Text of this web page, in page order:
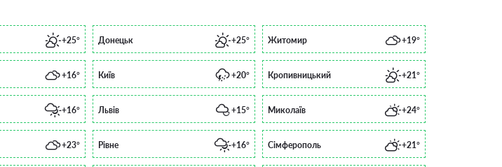
+25° Донецьк +25° Житомир +19°
+16° Київ +20° Кропивницький +21°
+16° Львів +15° Миколаїв +24°
+23° Рівне +16° Сімферополь +21°